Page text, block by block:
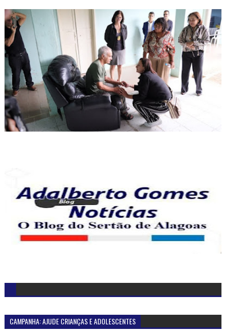
CAMPANHA: AJUDE CRIANÇAS E ADOLESCENTES